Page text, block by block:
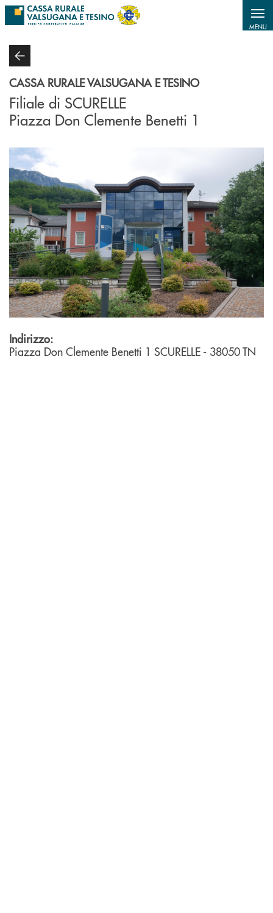
Salta al contenuto principale
MENU
CASSA RURALE VALSUGANA E TESINO
Filiale di SCURELLE
Piazza Don Clemente Benetti 1
Indirizzo:
Piazza Don Clemente Benetti 1 SCURELLE - 38050TN